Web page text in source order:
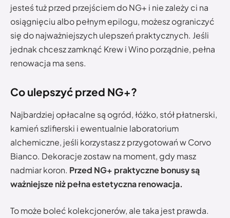
jesteś tuż przed przejściem do NG+ i nie zależy ci na
osiągnięciu albo pełnym epilogu, możesz ograniczyć
się do najważniejszych ulepszeń praktycznych. Jeśli
jednak chcesz zamknąć Krew i Wino porządnie, pełna
renowacja ma sens.
Co ulepszyć przed NG+?
Najbardziej opłacalne są ogród, łóżko, stół płatnerski,
kamień szlifierski i ewentualnie laboratorium
alchemiczne, jeśli korzystasz z przygotowań w Corvo
Bianco. Dekoracje zostaw na moment, gdy masz
nadmiar koron. Przed NG+ praktyczne bonusy są
ważniejsze niż pełna estetyczna renowacja.
To może boleć kolekcjonerów, ale taka jest prawda.